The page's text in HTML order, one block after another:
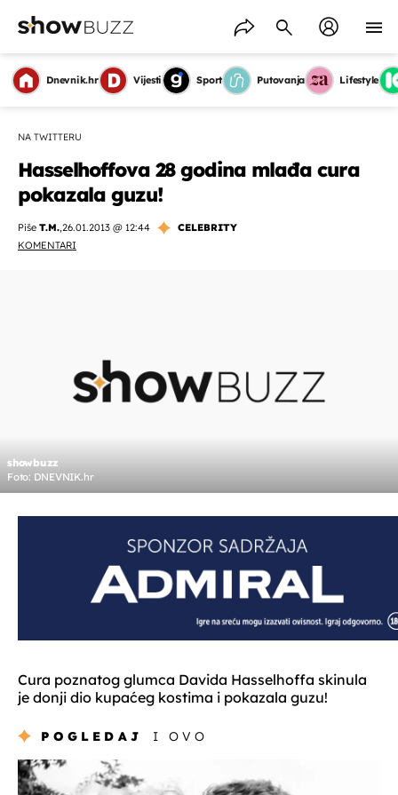
Dnevnik.hr Vijesti Sport Putovanja Lifestyle
NA TWITTERU
Hasselhoffova 28 godina mlađa cura
pokazala guzu!
Piše T.M.,26.01.2013 @ 12:44
CELEBRITY
KOMENTARI
showbuzz
Foto: DNEVNIK.hr
Cura poznatog glumca Davida Hasselhoffa skinula
je donji dio kupaćeg kostima i pokazala guzu!
POGLEDAJ I OVO